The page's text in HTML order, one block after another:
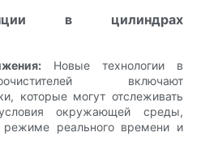
в цилиндрах
Новые технологии в
включают
которые могут отслеживать
окружающей среды,
реального времени и